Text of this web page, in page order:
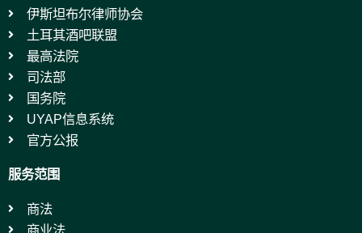
伊斯坦布尔律师协会
土耳其酒吧联盟
最高法院
司法部
国务院
UYAP信息系统
官方公报
服务范围
商法
商业法